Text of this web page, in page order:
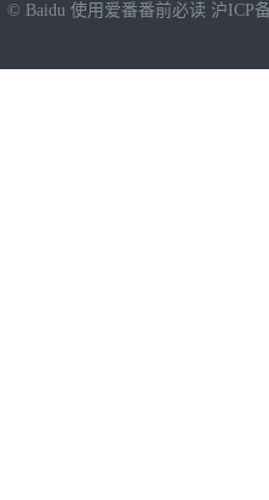
© Baidu 使用爱番番前必读 沪ICP